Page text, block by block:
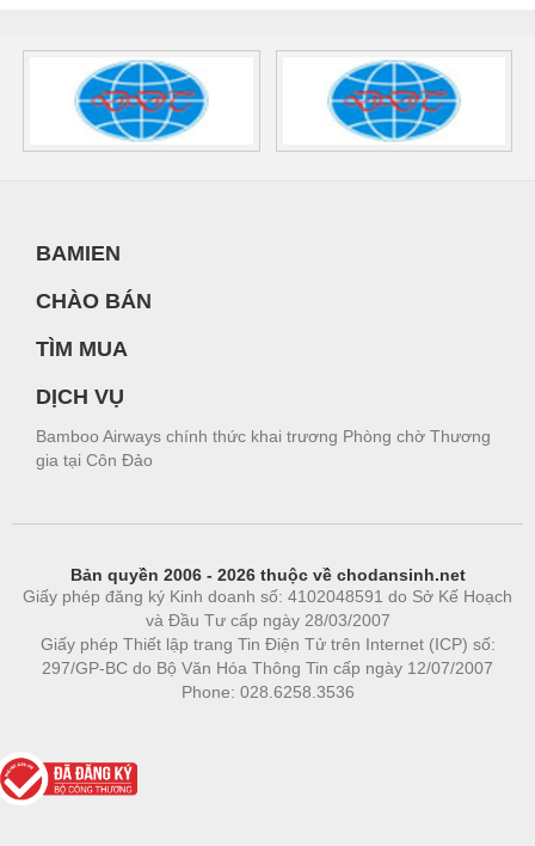
BAMIEN
CHÀO BÁN
TÌM MUA
DỊCH VỤ
Bamboo Airways chính thức khai trương Phòng chờ Thương
gia tại Côn Đảo
Bản quyền 2006 - 2026 thuộc về chodansinh.net
Giấy phép đăng ký Kinh doanh số: 4102048591 do Sở Kế Hoạch
và Đầu Tư cấp ngày 28/03/2007
Giấy phép Thiết lập trang Tin Điện Tử trên Internet (ICP) số:
297/GP-BC do Bộ Văn Hóa Thông Tin cấp ngày 12/07/2007
Phone: 028.6258.3536